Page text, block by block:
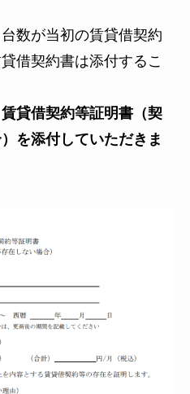
数が当初の賃貸借契約
借契約書は添付するこ
貸借契約等証明書（契
を添付していただきま